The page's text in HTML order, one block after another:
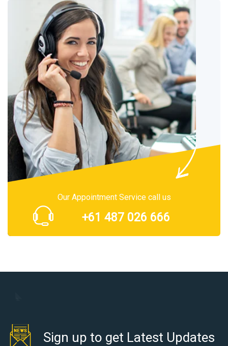
Our Appointment Service call us
+61 487 026 666
Sign up to get Latest Updates